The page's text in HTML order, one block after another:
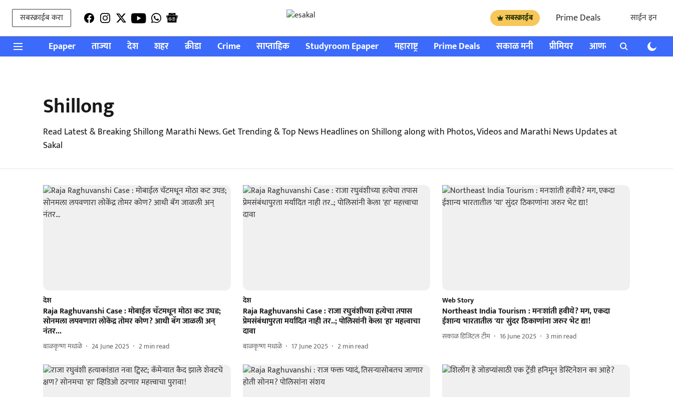
सबस्क्राईब करा सबस्क्राईब Prime Deals साईन इन
Epaper ताज्या देश शहर क्रीडा Crime साप्ताहिक Studyroom Epaper महाराष्ट्र Prime Deals सकाळ मनी प्रीमियर आणखी राशी भविष्य
Shillong
Read Latest & Breaking Shillong Marathi News. Get Trending & Top News Headlines on Shillong along with Photos, Videos and Marathi News Updates at
Sakal
देश
Raja Raghuvanshi Case : मोबाईल चॅटमधून मोठा कट उघड;
सोनमला लपवणारा लोकेंद्र तोमर कोण? आधी बॅग जाळली अन्
नंतर...
बाळकृष्ण मधाळे 24 June 2025 2min read
देश
Raja Raghuvanshi Case : राजा रघुवंशीच्या हत्येचा तपास
प्रेमसंबंधापुरता मर्यादित नाही तर..; पोलिसांनी केला 'हा' महत्त्वाचा
दावा
बाळकृष्ण मधाळे 17 June 2025 2min read
Web Story
Northeast India Tourism : मनःशांती हवीये? मग, एकदा
ईशान्य भारतातील 'या' सुंदर ठिकाणांना जरुर भेट द्या!
सकाळ डिजिटल टीम 16 June 2025 3 min read